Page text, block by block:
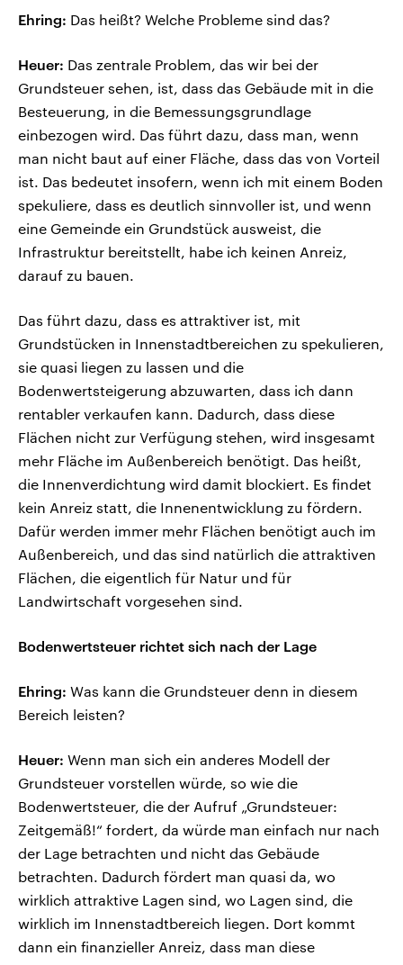
Ehring: Das heißt? Welche Probleme sind das?
Heuer: Das zentrale Problem, das wir bei der
Grundsteuer sehen, ist, dass das Gebäude mit in die
Besteuerung, in die Bemessungsgrundlage
einbezogen wird. Das führt dazu, dass man, wenn
man nicht baut auf einer Fläche, dass das von Vorteil
ist. Das bedeutet insofern, wenn ich mit einem Boden
spekuliere, dass es deutlich sinnvoller ist, und wenn
eine Gemeinde ein Grundstück ausweist, die
Infrastruktur bereitstellt, habe ich keinen Anreiz,
darauf zu bauen.
Das führt dazu, dass es attraktiver ist, mit
Grundstücken in Innenstadtbereichen zu spekulieren,
sie quasi liegen zu lassen und die
Bodenwertsteigerung abzuwarten, dass ich dann
rentabler verkaufen kann. Dadurch, dass diese
Flächen nicht zur Verfügung stehen, wird insgesamt
mehr Fläche im Außenbereich benötigt. Das heißt,
die Innenverdichtung wird damit blockiert. Es findet
kein Anreiz statt, die Innenentwicklung zu fördern.
Dafür werden immer mehr Flächen benötigt auch im
Außenbereich, und das sind natürlich die attraktiven
Flächen, die eigentlich für Natur und für
Landwirtschaft vorgesehen sind.
Bodenwertsteuer richtet sich nach der Lage
Ehring: Was kann die Grundsteuer denn in diesem
Bereich leisten?
Heuer: Wenn man sich ein anderes Modell der
Grundsteuer vorstellen würde, so wie die
Bodenwertsteuer, die der Aufruf „Grundsteuer:
Zeitgemäß!“ fordert, da würde man einfach nur nach
der Lage betrachten und nicht das Gebäude
betrachten. Dadurch fördert man quasi da, wo
wirklich attraktive Lagen sind, wo Lagen sind, die
wirklich im Innenstadtbereich liegen. Dort kommt
dann ein finanzieller Anreiz, dass man diese